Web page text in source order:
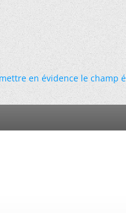
en évidence le champ